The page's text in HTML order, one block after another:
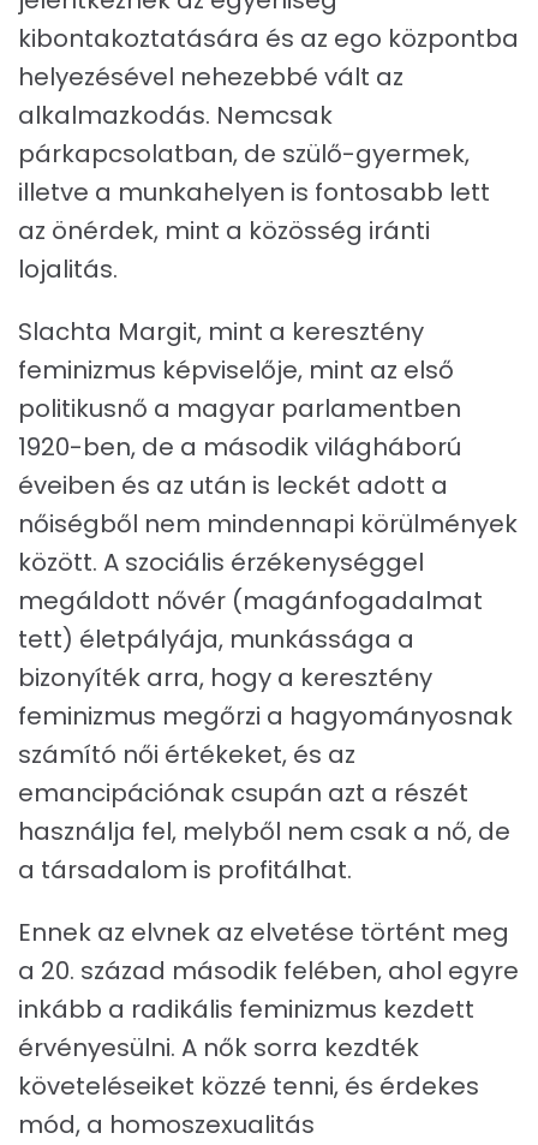
kibontakoztatására és az ego központba
helyezésével nehezebbé vált az
alkalmazkodás. Nemcsak
párkapcsolatban, de szülő-gyermek,
illetve a munkahelyen is fontosabb lett
az önérdek, mint a közösség iránti
lojalitás.
Slachta Margit, mint a keresztény
feminizmus képviselője, mint az első
politikusnő a magyar parlamentben
1920-ben, de a második világháború
éveiben és az után is leckét adott a
nőiségből nem mindennapi körülmények
között. A szociális érzékenységgel
megáldott nővér (magánfogadalmat
tett) életpályája, munkássága a
bizonyíték arra, hogy a keresztény
feminizmus megőrzi a hagyományosnak
számító női értékeket, és az
emancipációnak csupán azt a részét
használja fel, melyből nem csak a nő, de
a társadalom is profitálhat.
Ennek az elvnek az elvetése történt meg
a 20. század második felében, ahol egyre
inkább a radikális feminizmus kezdett
érvényesülni. A nők sorra kezdték
követeléseiket közzé tenni, és érdekes
mód, a homoszexualitás